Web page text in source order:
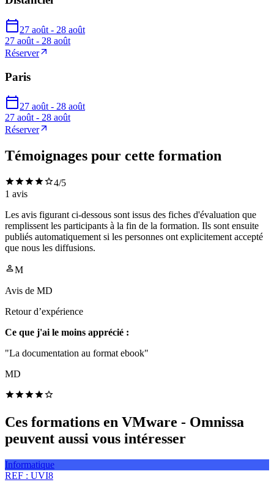
27 août - 28 août
27 août - 28 août
Réserver
Paris
27 août - 28 août
27 août - 28 août
Réserver
Témoignages pour cette formation
4/5
1 avis
Les avis figurant ci-dessous sont issus des fiches d'évaluation que
remplissent les participants à la fin de la formation. Ils sont ensuite
publiés automatiquement si les personnes ont explicitement accepté
que nous les diffusions.
M
Avis de MD
Retour d’expérience
Ce que j'ai le moins apprécié :
"La documentation au format ebook"
MD
Ces formations en VMware - Omnissa
peuvent aussi vous intéresser
Informatique
REF : UVI8